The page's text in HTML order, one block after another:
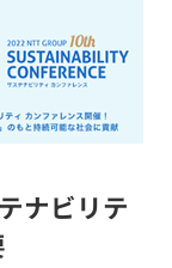
ナビリテ